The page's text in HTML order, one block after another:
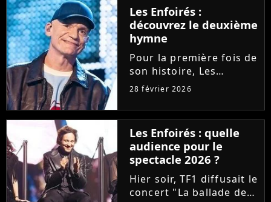
le CD/DVD au profit des
Restos du Coeur, ce
célèbre...
Les Enfoirés :
découvrez le deuxième
hymne
Pour la première fois de
son histoire, Les
Enfoirés ont le droit à
année. Après "Tout se
casse" par Santa,
découvrez la chanson
"L'île aux trésors",
signée Gaëtan...
28 février 2026
Les Enfoirés : quelle
audience pour le
spectacle 2026 ?
Hier soir, TF1 diffusait le
concert "La ballade des